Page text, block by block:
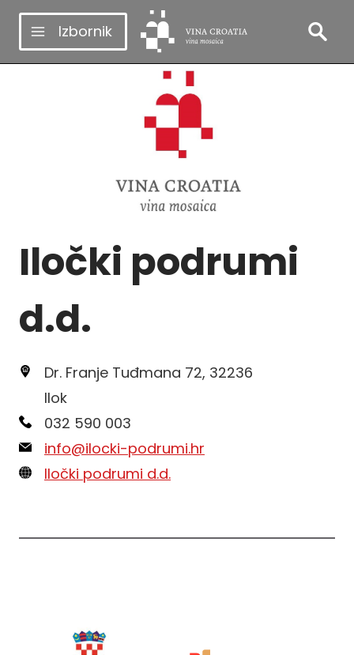
Skip
content
Izbornik
Iločki podrumi
d.d.
Dr. Franje Tuđmana 72, 32236
Ilok
032 590 003
info@ilocki-podrumi.hr
Iločki podrumi d.d.